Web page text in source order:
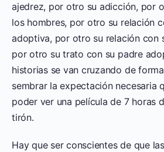
ajedrez, por otro su adicción, por
los hombres, por otro su relación
adoptiva, por otro su relación con
por otro su trato con su padre
historias se van cruzando de
sembrar la expectación necesaria
poder ver una película de 7 horas
tirón.
Hay que ser conscientes de que